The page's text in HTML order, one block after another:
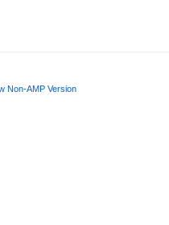
Non-AMP Version